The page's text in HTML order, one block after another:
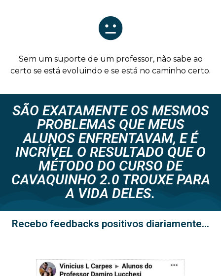
Sem um suporte de um professor, não sabe ao
certo se está evoluindo e se está no caminho certo.
SÃO EXATAMENTE OS MESMOS
PROBLEMAS QUE MEUS
ALUNOS ENFRENTAVAM, E É
INCRÍVEL O RESULTADO QUE O
MÉTODO DO CURSO DE
CAVAQUINHO 2.0 TROUXE PARA
A VIDA DELES.
Recebo feedbacks positivos diariamente...